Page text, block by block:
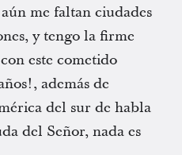
me faltan ciudades
y tengo la firme
este cometido
además de
del sur de habla
del Señor, nada es